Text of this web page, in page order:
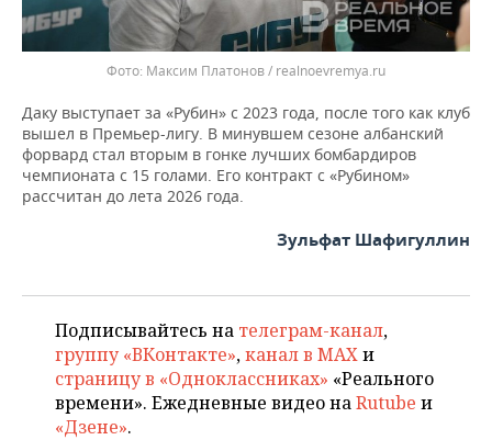
Максим Платонов / realnoevremya.ru
Даку выступает за «Рубин» с 2023 года, после того как клуб
вышел в Премьер-лигу. В минувшем сезоне албанский
форвард стал вторым в гонке лучших бомбардиров
чемпионата с 15 голами. Его контракт с «Рубином»
рассчитан до лета 2026 года.
Зульфат Шафигуллин
Подписывайтесь на телеграм-канал,
группу «ВКонтакте»,канал в MAXи
страницу в «Одноклассниках» «Реального
времени». Ежедневные видео наRutube и
«Дзене».